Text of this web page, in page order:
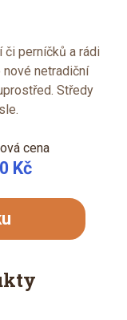
či perníčků a rádi
netradiční
Středy
cena
Kč